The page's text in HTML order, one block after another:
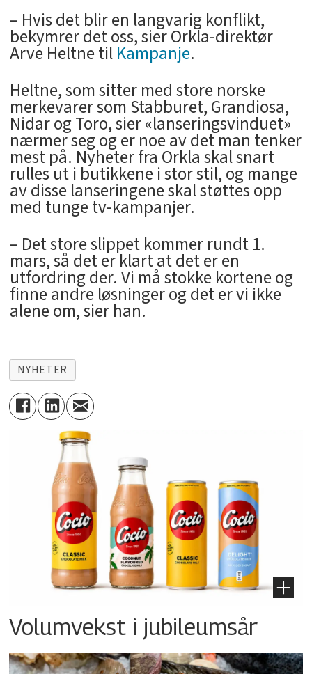
– Hvis det blir en langvarig konflikt,
bekymrer det oss, sier Orkla-direktør
Arve Heltne tilKampanje.
Heltne, som sitter med store norske
merkevarer som Stabburet, Grandiosa,
Nidar og Toro, sier «lanseringsvinduet»
nærmer seg og er noe av det man tenker
mest på. Nyheter fra Orkla skal snart
rulles ut i butikkene i stor stil, og mange
av disse lanseringene skal støttes opp
med tunge tv-kampanjer.
– Det store slippet kommer rundt 1.
mars, så det er klart at det er en
utfordring der. Vi må stokke kortene og
finne andre løsninger og det er vi ikke
alene om, sier han.
NYHETER
Volumvekst i jubileumsår